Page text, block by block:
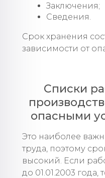
Заключения;
Сведения.
Срок хранения
зависимости от
Списки
опасными
Это наиболее
труда, поэтому
высокий. Если
до 01.01.2003 года,